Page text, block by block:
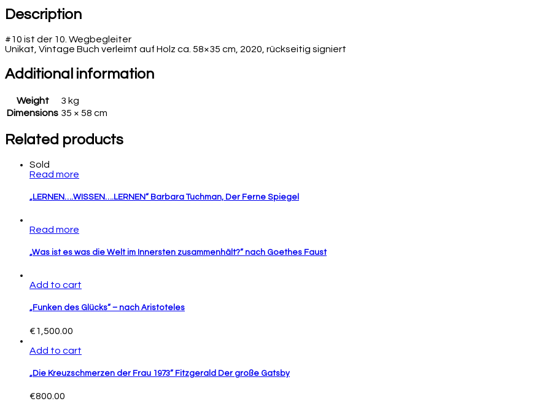
Description
#10 ist der 10. Wegbegleiter
Unikat, Vintage Buch verleimt auf Holz ca. 58×35 cm, 2020, rückseitig signiert
Additional information
Weight
3 kg
Dimensions 35 × 58 cm
Related products
Sold
Read more
„LERNEN….WISSEN….LERNEN“ Barbara Tuchman, Der Ferne Spiegel
Read more
„Was ist es was die Welt im Innersten zusammenhält?“ nach Goethes Faust
Add to cart
„Funken des Glücks“ – nach Aristoteles
€1,500.00
Add to cart
„Die Kreuzschmerzen der Frau 1973“ Fitzgerald Der große Gatsby
€800.00